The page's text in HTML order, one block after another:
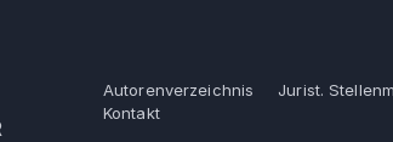
Autorenverzeichnis
Jurist.
Kontakt